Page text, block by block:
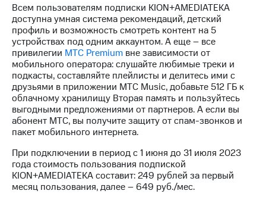
номер
Заменить
SIM-
карту
Перейти
на
eSIM
Для дома
Спутниковое ТВ
и подключите
ТВ
с выгодным
тарифом
для дома
Личный
кабинет
спутникового
ТВ
Скачать
приложение
Мой
МТС
МТС
Подписка
на гигабайты
интернета,
Всем пользователям подписки KION+AMEDIATEKA
доступна умная система рекомендаций, детский
профиль и возможность смотреть контент на 5
устройствах под одним аккаунтом. А еще – все
привилегии МТС Premium вне зависимости от
мобильного оператора: слушайте любимые треки и
подкасты, составляйте плейлисты и делитесь ими с
друзьями в приложении МТС Music, добавьте 512 ГБ к
облачному хранилищу Вторая память и пользуйтесь
выгодными предложениями от партнеров. А если вы
абонент МТС, вы получите защиту от спам-звонков и
пакет мобильного интернета.
При подключении в период с 1 июня до 31 июля 2023
года стоимость пользования подпиской
KION+AMEDIATEKA составит: 249 рублей за первый
месяц пользования, далее – 649 руб./мес.